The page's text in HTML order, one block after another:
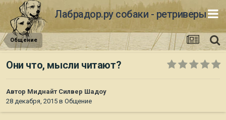
Лабрадор.ру собаки - ретриверы
Общение
Они что, мысли читают?
Автор Миднайт Силвер Шадоу
28 декабря, 2015 в Общение